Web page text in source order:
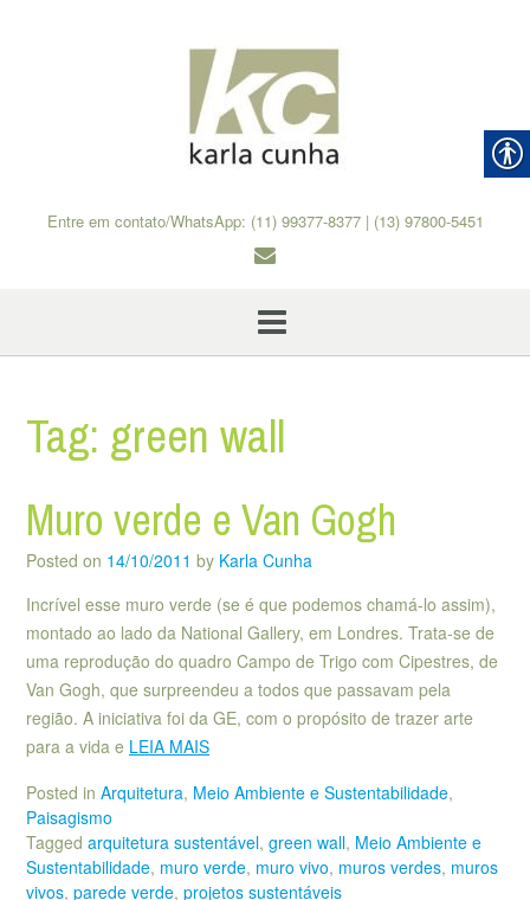
Entre em contato/WhatsApp: (11) 99377-8377 | (13) 97800-5451
Tag: green wall
Muro verde e Van Gogh
Posted on 14/10/2011 by Karla Cunha
Incrível esse muro verde (se é que podemos chamá-lo assim),
montado ao lado da National Gallery, em Londres. Trata-se de
uma reprodução do quadro Campo de Trigo com Cipestres, de
Van Gogh, que surpreendeu a todos que passavam pela
região. A iniciativa foi da GE, com o propósito de trazer arte
para a vida e LEIA MAIS
Posted in Arquitetura, Meio Ambiente e Sustentabilidade,
Paisagismo
Tagged arquitetura sustentável, green wall, Meio Ambiente e
Sustentabilidade, muro verde, muro vivo, muros verdes, muros
vivos, parede verde, projetos sustentáveis